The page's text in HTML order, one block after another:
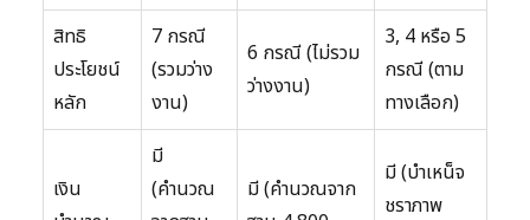
สิทธิ
ประโยชน์
หลัก
7 กรณี
(รวมว่าง
งาน)
6 กรณี (ไม่รวม
ว่างงาน)
3, 4 หรือ 5
กรณี (ตาม
ทางเลือก)
เงิน
มี
(คำนวณ
มี (คำนวณจาก
มี (บำเหน็จ
ชราภาพ